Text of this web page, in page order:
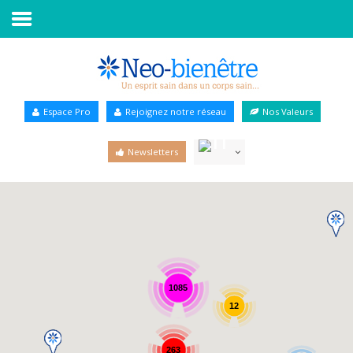
Annuaire Bien-être
Espace Pro Rejoignez notre réseau Nos Valeurs
Newsletters
1085
263
12